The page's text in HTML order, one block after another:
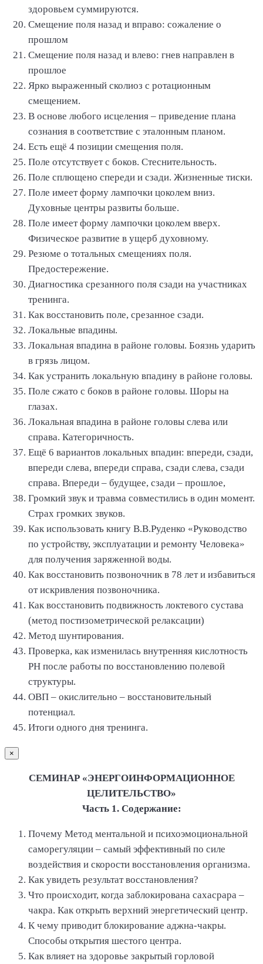
здоровьем суммируются.
Смещение поля назад и вправо: сожаление о
прошлом
Смещение поля назад и влево: гнев направлен в
прошлое
Ярко выраженный сколиоз с ротационным
смещением.
В основе любого исцеления – приведение плана
сознания в соответствие с эталонным планом.
Есть ещё 4 позиции смещения поля.
Поле отсутствует с боков. Стеснительность.
Поле сплющено спереди и сзади. Жизненные тиски.
Поле имеет форму лампочки цоколем вниз.
Духовные центры развиты больше.
Поле имеет форму лампочки цоколем вверх.
Физическое развитие в ущерб духовному.
Резюме о тотальных смещениях поля.
Предостережение.
Диагностика срезанного поля сзади на участниках
тренинга.
Как восстановить поле, срезанное сзади.
Локальные впадины.
Локальная впадина в районе головы. Боязнь ударить
в грязь лицом.
Как устранить локальную впадину в районе головы.
Поле сжато с боков в районе головы. Шоры на
глазах.
Локальная впадина в районе головы слева или
справа. Категоричность.
Ещё 6 вариантов локальных впадин: впереди, сзади,
впереди слева, впереди справа, сзади слева, сзади
справа. Впереди – будущее, сзади – прошлое,
Громкий звук и травма совместились в один момент.
Страх громких звуков.
Как использовать книгу В.В.Руденко «Руководство
по устройству, эксплуатации и ремонту Человека»
для получения заряженной воды.
Как восстановить позвоночник в 78 лет и избавиться
от искривления позвоночника.
Как восстановить подвижность локтевого сустава
(метод постизометрической релаксации)
Метод шунтирования.
Проверка, как изменилась внутренняя кислотность
РН после работы по восстановлению полевой
структуры.
ОВП – окислительно – восстановительный
потенциал.
Итоги одного дня тренинга.
×
СЕМИНАР «ЭНЕРГОИНФОРМАЦИОННОЕ
ЦЕЛИТЕЛЬСТВО»
Часть 1. Содержание:
Почему Метод ментальной и психоэмоциональной
саморегуляции – самый эффективный по силе
воздействия и скорости восстановления организма.
Как увидеть результат восстановления?
Что происходит, когда заблокирована сахасрара –
чакра. Как открыть верхний энергетический центр.
К чему приводит блокирование аджна-чакры.
Способы открытия шестого центра.
Как влияет на здоровье закрытый горловой